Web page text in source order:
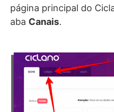
página principal do
aba Canais.